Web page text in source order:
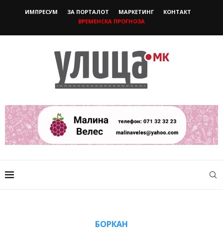
ИМПРЕСУМ ЗА ПОРТАЛОТ МАРКЕТИНГ
КОНТАКТ
ВРЕМЕНСКА ПРОГНОЗА
БОРКАН